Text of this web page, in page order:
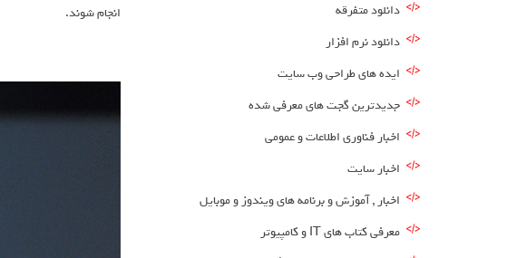
انجام شوند.
دانلود متفرقه
دانلود نرم افزار
ایده های طراحی وب سایت
جدیدترین گجت های معرفی شده
اخبار فناوری اطلاعات و عمومی
اخبار سایت
اخبار , آموزش و برنامه های ویندوز و موبایل
معرفی کتاب های IT و کامپیوتر